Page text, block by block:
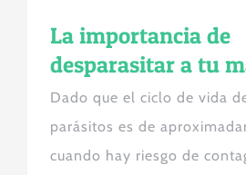
La importancia de
desparasitar a tu
Dado que el ciclo de vida
parásitos es de
cuando hay riesgo de